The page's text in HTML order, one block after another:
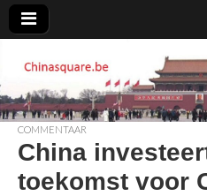
COMMENTAAR
China
toekomst voor